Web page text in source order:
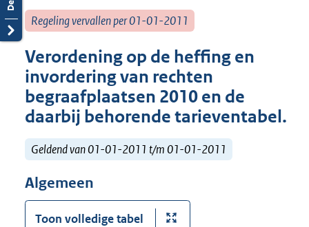
Regeling vervallen per 01-01-2011
Verordening op de heffing en
invordering van rechten
begraafplaatsen 2010 en de
daarbij behorende tarieventabel.
Geldend van 01-01-2011 t/m 01-01-2011
Algemeen
Toon volledige tabel